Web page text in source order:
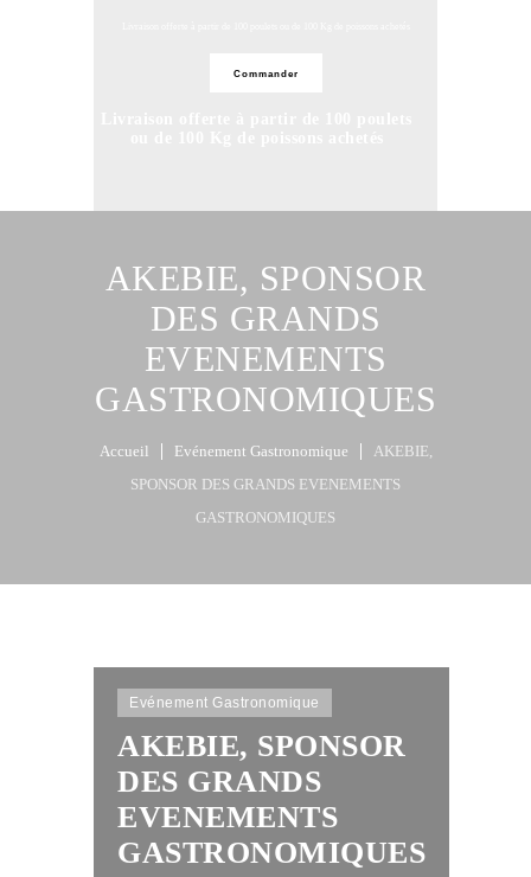
Commander
AKEBIE, SPONSOR
DES GRANDS
EVENEMENTS
GASTRONOMIQUES
Accueil Evénement Gastronomique
AKEBIE,
SPONSOR DES GRANDS EVENEMENTS
GASTRONOMIQUES
Evénement Gastronomique
AKEBIE, SPONSOR
DES GRANDS
EVENEMENTS
GASTRONOMIQUES